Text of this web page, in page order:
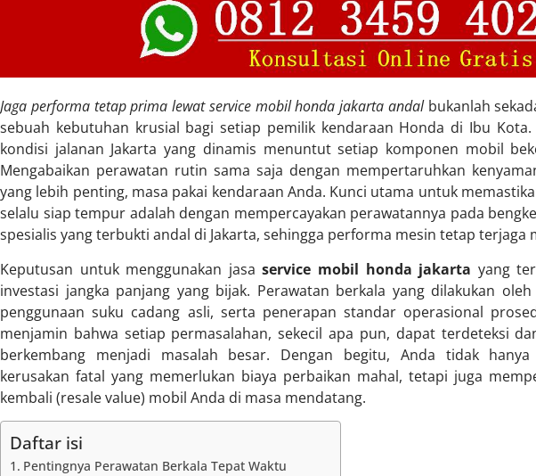
Jaga performa tetap prima lewat service mobil honda jakarta andalbukanlah
sebuah kebutuhan krusial bagi setiap pemilik kendaraan Honda di Ibu
kondisi jalanan Jakarta yang dinamis menuntut setiap komponen mobil
Mengabaikan perawatan rutin sama saja dengan mempertaruhkan
yang lebih penting, masa pakai kendaraan Anda. Kunci utama untuk
selalu siap tempur adalah dengan mempercayakan perawatannya pada
spesialis yang terbukti andal di Jakarta, sehingga performa mesin tetap terjaga
Keputusan untuk menggunakan jasaservice mobil honda jakarta yang
investasi jangka panjang yang bijak. Perawatan berkala yang dilakukan
penggunaan suku cadang asli, serta penerapan standar operasional
menjamin bahwa setiap permasalahan, sekecil apa pun, dapat terdeteksi
berkembang menjadi masalah besar. Dengan begitu, Anda tidak
kerusakan fatal yang memerlukan biaya perbaikan mahal, tetapi juga
kembali (resale value) mobil Anda di masa mendatang.
Daftar isi
Pentingnya Perawatan Berkala Tepat Waktu